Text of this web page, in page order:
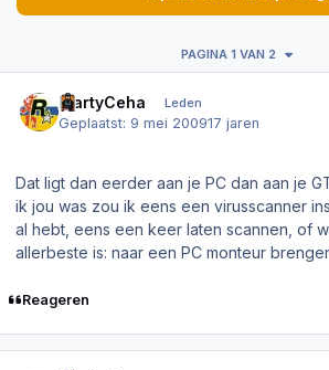
PAGINA 1 VAN 2
MartyCeha Leden
Geplaatst: 9 mei 200917 jaren
Dat ligt dan eerder aan je PC dan aan je
ik jou was zou ik eens een virusscanner
al hebt, eens een keer laten scannen, of
allerbeste is: naar een PC monteur
Reageren